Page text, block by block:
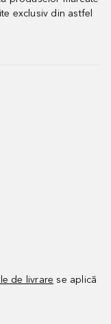
exclusiv din astfel
de livrare se aplică